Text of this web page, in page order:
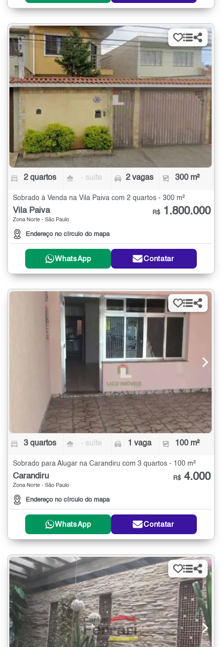
2 quartos - suíte 2 vagas 300 m²
Sobrado à Venda na Vila Paiva com 2 quartos - 300 m²
Vila Paiva
Zona Norte - São Paulo
Endereço no círculo do mapa
R$ 1.800.000
WhatsApp Contatar
3 quartos - suíte 1 vaga 100 m²
Sobrado para Alugar na Carandiru com 3 quartos - 100 m²
Carandiru
Zona Norte - São Paulo
Endereço no círculo do mapa
R$ 4.000
WhatsApp Contatar